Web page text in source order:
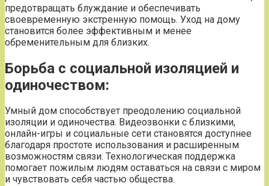
предотвращать блуждание и обеспечивать
своевременную экстренную помощь. Уход на дому
становится более эффективным и менее
обременительным для близких.
Борьба с социальной изоляцией и
одиночеством:
Умный дом способствует преодолению социальной
изоляции и одиночества. Видеозвонки с близкими,
онлайн-игры и социальные сети становятся доступнее
благодаря простоте использования и расширенным
возможностям связи. Технологическая поддержка
помогает пожилым людям оставаться на связи с миром
и чувствовать себя частью общества.